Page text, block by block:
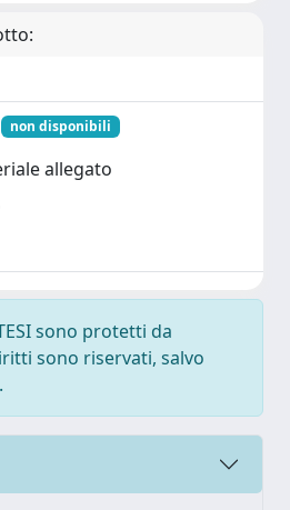
non disponibili
allegato
sono protetti da
sono riservati, salvo